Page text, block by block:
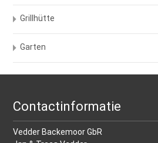
Grillhütte
Garten
Contactinformatie
Vedder Backemoor GbR